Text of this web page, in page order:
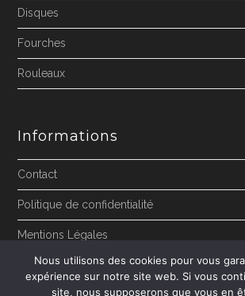
Disques
Fourches
Rouleaux
Informations
Contact
Politique de confidentialité
Mentions Légales
Nous utilisons des cookies pour vous
expérience sur notre site web. Si vous
site, nous supposerons que vous en